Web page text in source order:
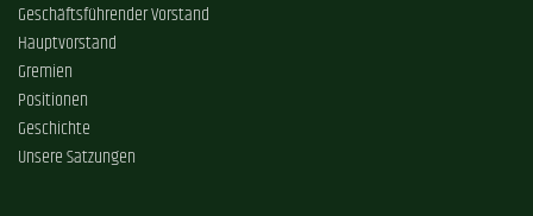
Geschäftsführender Vorstand
Hauptvorstand
Gremien
Positionen
Geschichte
Unsere Satzungen